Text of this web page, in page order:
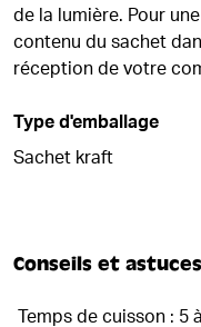
de la lumière. Pour
contenu du sachet
réception de votre
Type d'emballage
Sachet kraft
Conseils et astuces
Temps de cuisson : 5